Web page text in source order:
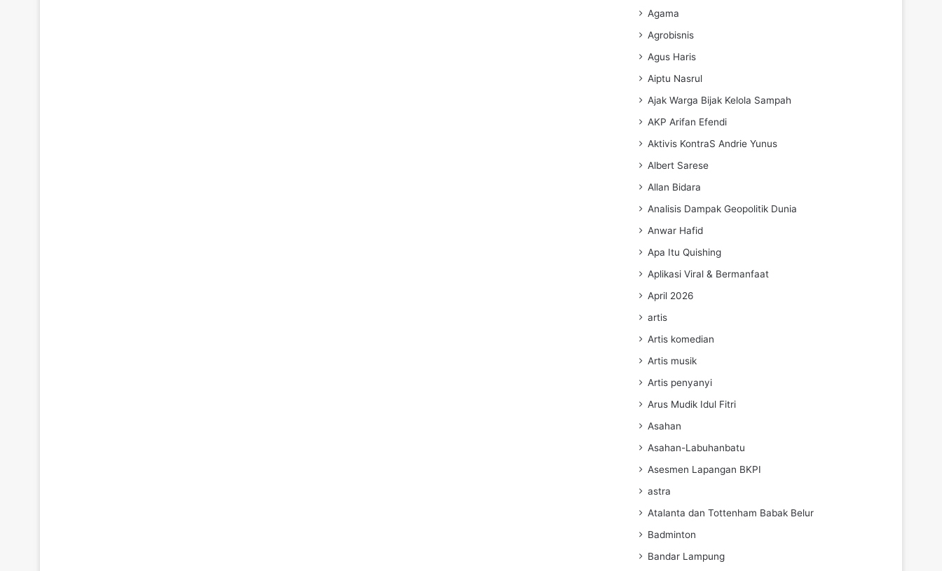
Agama
Agrobisnis
Agus Haris
Aiptu Nasrul
Ajak Warga Bijak Kelola Sampah
AKP Arifan Efendi
Aktivis KontraS Andrie Yunus
Albert Sarese
Allan Bidara
Analisis Dampak Geopolitik Dunia
Anwar Hafid
Apa Itu Quishing
Aplikasi Viral & Bermanfaat
April 2026
artis
Artis komedian
Artis musik
Artis penyanyi
Arus Mudik Idul Fitri
Asahan
Asahan-Labuhanbatu
Asesmen Lapangan BKPI
astra
Atalanta dan Tottenham Babak Belur
Badminton
Bandar Lampung